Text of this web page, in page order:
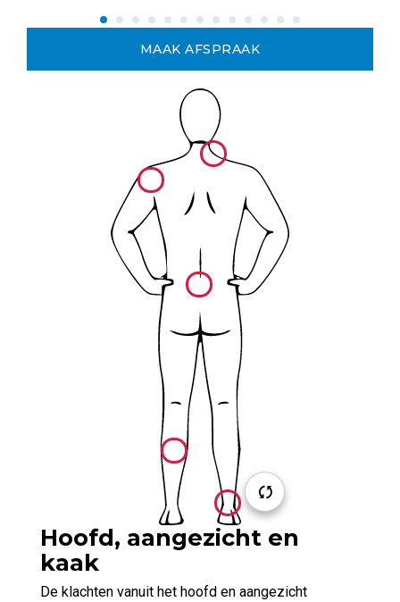
MAAK AFSPRAAK
Hoofd, aangezicht en
kaak
De klachten vanuit het hoofd en aangezicht